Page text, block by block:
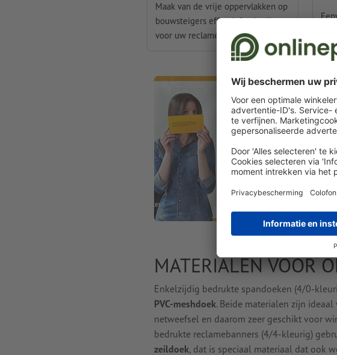
Maak van de vrije oppervlakken op
bouwsteigers effectief gebruik
voor uw reclame
MATERIALEN VOOR
Enkelzijdig bedrukte spandoeken (4/0-
PVC-meshdoek. Beide materialen zijn
netweefsel en daarom zeer geschikt voor
bedrukte reclamebanners (4/4-kleurig)
zeildoek, dat is speciaal materiaal dat ook